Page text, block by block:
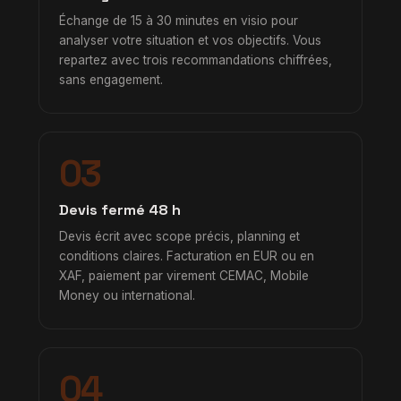
Échange de 15 à 30 minutes en visio pour
analyser votre situation et vos objectifs. Vous
repartez avec trois recommandations chiffrées,
sans engagement.
03
Devis fermé 48 h
Devis écrit avec scope précis, planning et
conditions claires. Facturation en EUR ou en
XAF, paiement par virement CEMAC, Mobile
Money ou international.
04